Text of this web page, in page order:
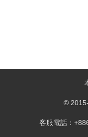
©
客服電話：